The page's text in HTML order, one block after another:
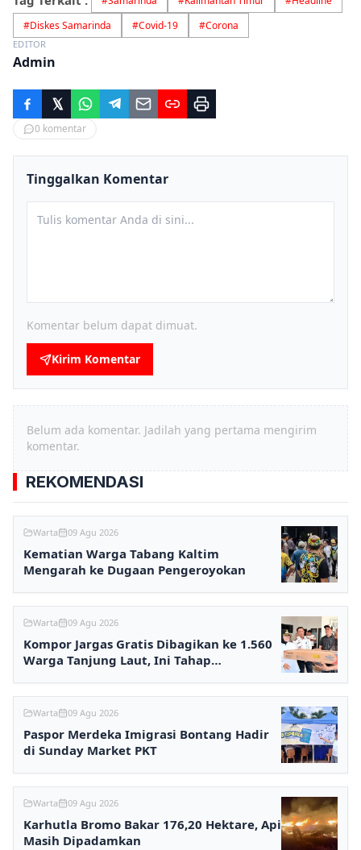
#Diskes Samarinda #Covid-19 #Corona
EDITOR
Admin
0 komentar
Tinggalkan Komentar
Komentar belum dapat dimuat.
Kirim Komentar
Belum ada komentar. Jadilah yang pertama mengirim
komentar.
REKOMENDASI
Warta 09 Agu 2026
Kematian Warga Tabang Kaltim
Mengarah ke Dugaan Pengeroyokan
Warta 09 Agu 2026
Kompor Jargas Gratis Dibagikan ke 1.560
Warga Tanjung Laut, Ini Tahap
Warta 09 Agu 2026
Paspor Merdeka Imigrasi Bontang Hadir
di Sunday Market PKT
Warta 09 Agu 2026
Karhutla Bromo Bakar 176,20 Hektare, Api
Masih Dipadamkan